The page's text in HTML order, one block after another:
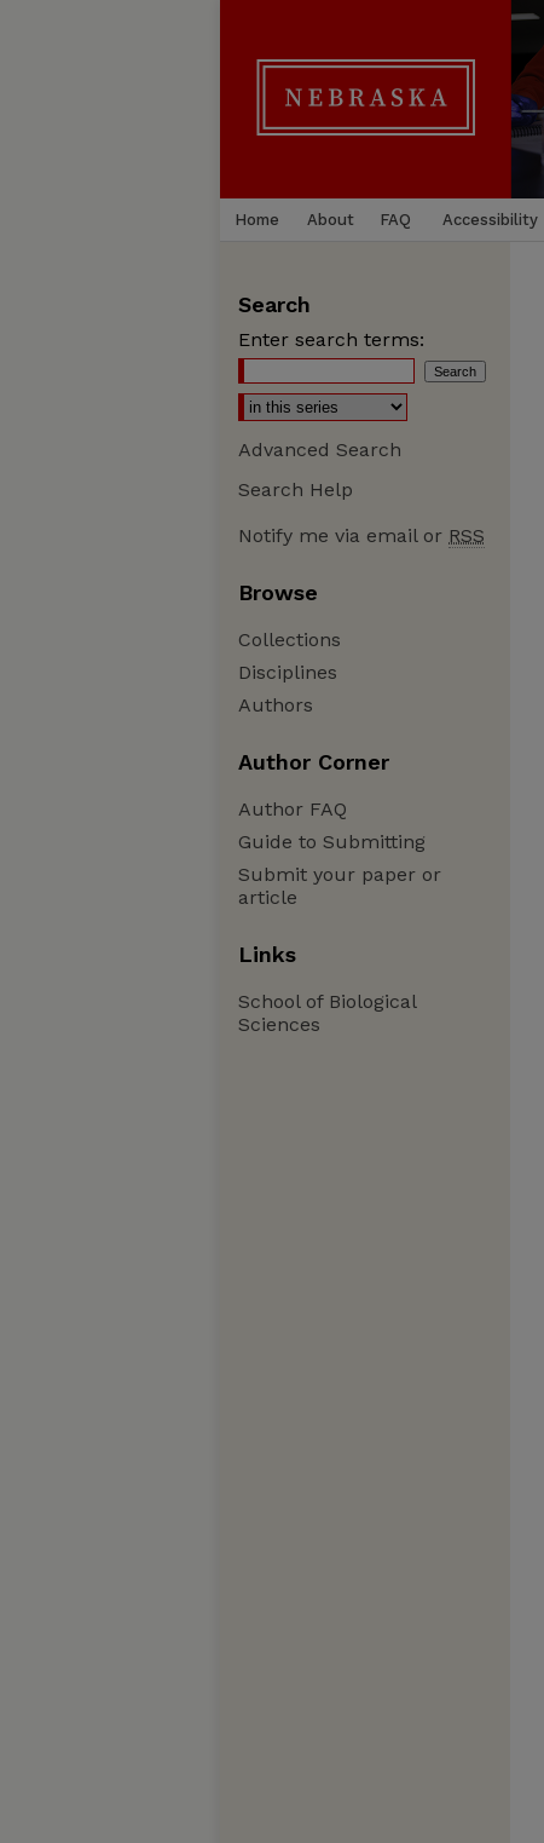
Home About FAQ Accessibility
Search
Enter search terms:
Advanced Search
Search Help
Notify me via email or RSS
Browse
Collections
Disciplines
Authors
Author Corner
Author FAQ
Guide to Submitting
Submit your paper or
article
Links
School of Biological
Sciences